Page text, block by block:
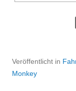
Veröffentlicht in
Monkey